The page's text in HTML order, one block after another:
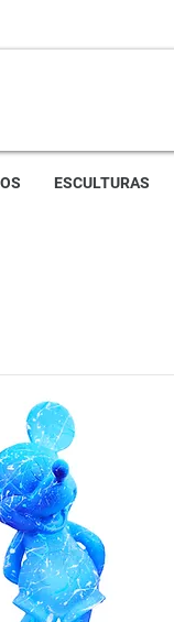
ESCULTURAS